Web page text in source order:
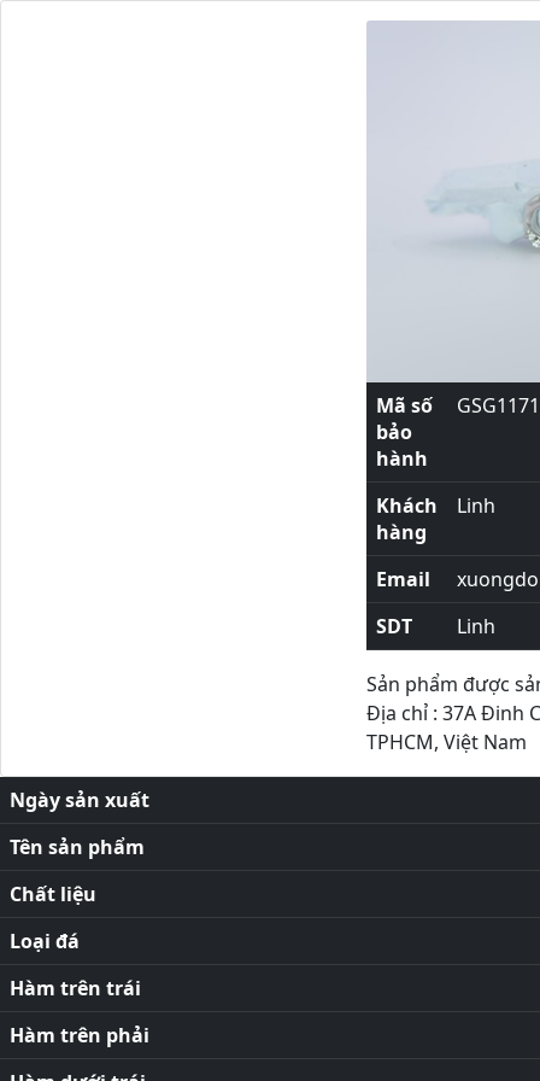
Mã số
bảo
hành
GSG1171
Khách
hàng
Linh
Email
SDT
Linh
Sản phẩm được
Địa chỉ : 37A Đinh
TPHCM, Việt Nam
Ngày sản xuất
Tên sản phẩm
Chất liệu
Loại đá
Hàm trên trái
Hàm trên phải